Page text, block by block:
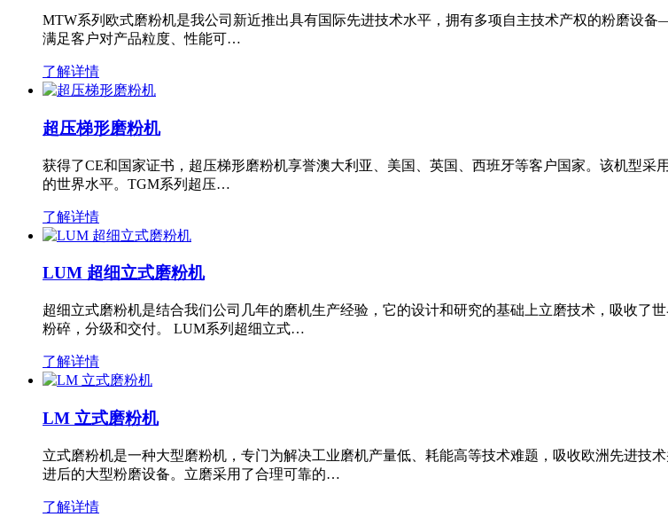
MTW系列欧式磨粉机是我公司新近推出具有国际先进技术水平，拥有多项自主技术产权的粉磨设
满足客户对产品粒度、性能可…
了解详情
超压梯形磨粉机
获得了CE和国家证书，超压梯形磨粉机享誉澳大利亚、美国、英国、西班牙等客户国家。该机型
的世界水平。TGM系列超压…
了解详情
LUM 超细立式磨粉机
超细立式磨粉机是结合我们公司几年的磨机生产经验，它的设计和研究的基础上立磨技术，吸收了
粉碎，分级和交付。 LUM系列超细立式…
了解详情
LM 立式磨粉机
立式磨粉机是一种大型磨粉机，专门为解决工业磨机产量低、耗能高等技术难题，吸收欧洲先进技
进后的大型粉磨设备。立磨采用了合理可靠的…
了解详情